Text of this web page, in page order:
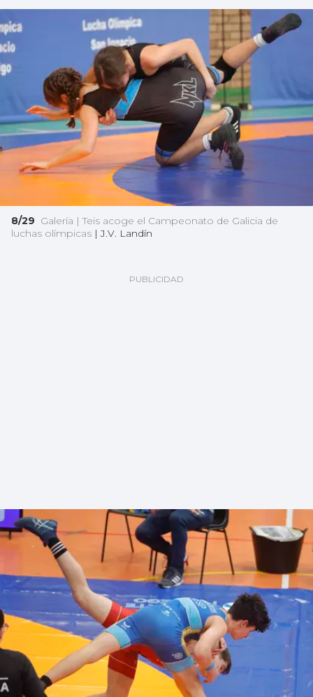
8/29 Galería | Teis acoge el Campeonato de Galicia de
luchas olímpicas |J.V. Landín